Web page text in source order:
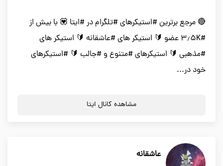
🔴 مرجع برترین #استیکرهای #تلگرام در #ایتا 💟 با بیش از
#۳٫۵K عضو 🔰 استیکر های #عاشقانه 🔰 استیکر های
#مذهبی 🔰 استیکرهای #متنوع و #جالب 🔰 #استیکرهای
خود در...
مشاهده کانال ایتا
عاشقانه